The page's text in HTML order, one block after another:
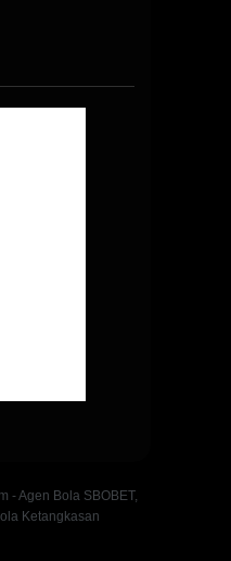
- Agen Bola SBOBET,
Ketangkasan